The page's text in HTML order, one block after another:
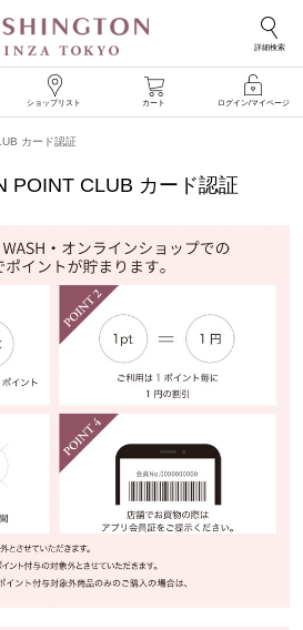
詳細検索
ショップリスト カート ログイン/マイページ
カード認証
POINT CLUB カード認証